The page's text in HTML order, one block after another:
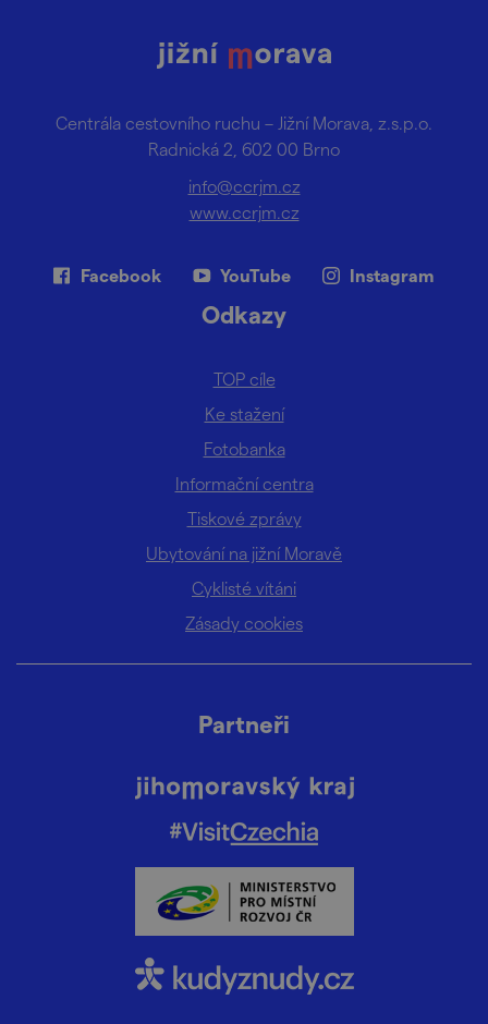
Centrála cestovního ruchu – Jižní Morava, z.s.p.o.
Radnická 2, 602 00 Brno
info@ccrjm.cz
www.ccrjm.cz
Facebook YouTube Instagram
Odkazy
TOP cíle
Ke stažení
Fotobanka
Informační centra
Tiskové zprávy
Ubytování na jižní Moravě
Cyklisté vítáni
Zásady cookies
Partneři